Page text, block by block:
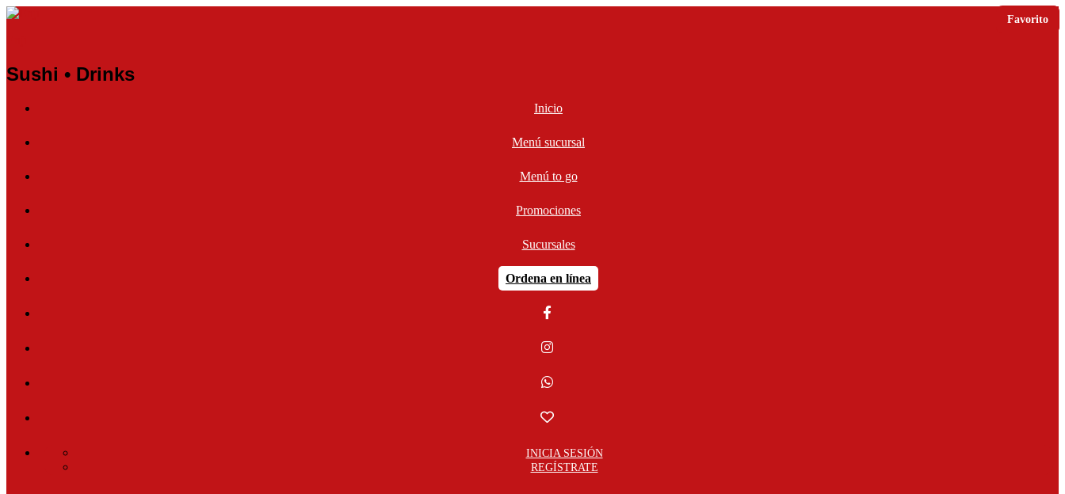
Sushi • Drinks
Inicio
Menú sucursal
Menú to go
Promociones
Sucursales
Ordena en línea
INICIA SESIÓN
REGÍSTRATE
Nuevo
Favorito